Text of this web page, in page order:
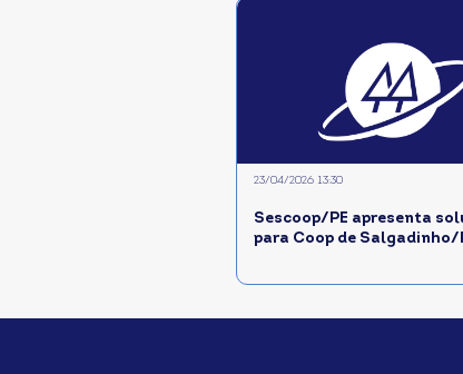
Sescoop/PE apresenta
para Coop de Salgadinho/
23/04/2026 13:30